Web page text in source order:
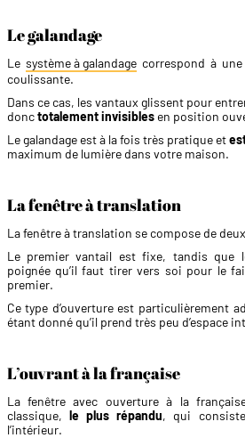
Le galandage
Le système à galandagecorrespond à une
coulissante.
Dans ce cas, les vantaux glissent pour
donctotalement invisiblesen position
Le galandage est à la fois très pratique et
maximum de lumière dans votre maison.
La fenêtre à translation
La fenêtre à translation se compose de
Le premier vantail est fixe, tandis que
poignée qu’il faut tirer vers soi pour le
premier.
Ce type d’ouverture est particulièrement
étant donné qu’il prend très peu d’espace
L’ouvrant à la française
La fenêtre avec ouverture à la
classique, le plus répandu, qui
l’intérieur.